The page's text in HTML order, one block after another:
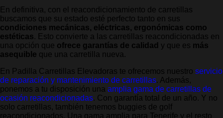
En definitiva, con el reacondicionamiento de carretillas
buscamos que su estado esté perfecto tanto en sus
condiciones mecánicas, eléctricas, ergonómicas como
estéticas. Esto convierte a las carretillas reacondicionadas en
una opción que ofrece garantías de calidad y que es más
asequible que una carretilla nueva.
En Padilla Carretillas Elevadoras te ofrecemos nuestro servicio
de reparación y mantenimiento de carretillas. Además,
ponemos a tu disposición una amplia gama de carretillas de
ocasión reacondicionadas. Con garantía total de un año. Y no
solo carretillas, también tenemos buggies de golf
reacondicionados. Una gama amplia para Tenerife y el resto